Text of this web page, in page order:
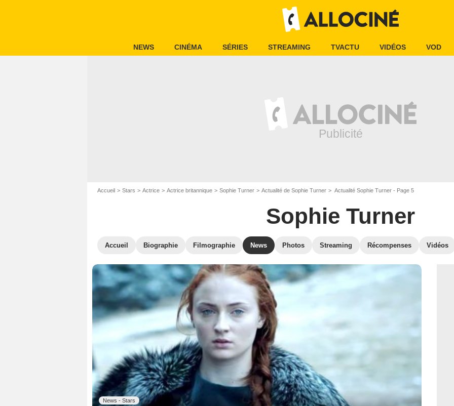
NEWS CINÉMA SÉRIES STREAMING TVACTU VIDÉOS VOD
Accueil Stars Actrice Actrice britannique Sophie Turner Actualité de Sophie Turner Actualité Sophie Turner - Page 5
Sophie Turner
Accueil Biographie Filmographie News Photos Streaming Récompenses Vidéos
News - Stars